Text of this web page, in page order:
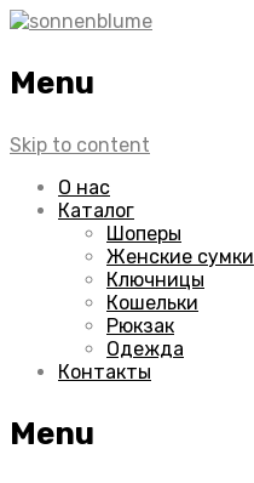
Menu
Skip to content
О нас
Каталог
Шоперы
Женские сумки
Ключницы
Кошельки
Рюкзак
Одежда
Контакты
Menu